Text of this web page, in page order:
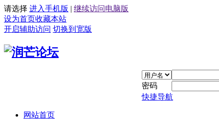
请选择 进入手机版 | 继续访问电脑版
设为首页收藏本站
开启辅助访问 切换到宽版
密码
快捷导航
网站首页